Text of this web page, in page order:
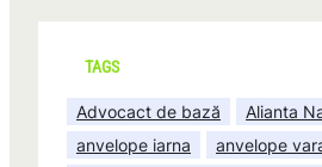
TAGS
Advocact de bază
Alianta
anvelope iarna
anvelope